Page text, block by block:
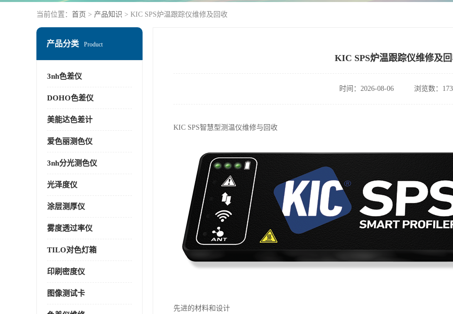
当前位置： 首页 > 产品知识 > KIC SPS炉温跟踪仪维修及回收
产品分类 Product
3nh色差仪
DOHO色差仪
美能达色差计
爱色丽测色仪
3nh分光测色仪
光泽度仪
涂层测厚仪
雾度透过率仪
TILO对色灯箱
印刷密度仪
图像测试卡
KIC SPS炉温跟踪仪维修及
时间：2026-08-06 浏览数：
KIC SPS智慧型测温仪维修与回收
先进的材料和设计